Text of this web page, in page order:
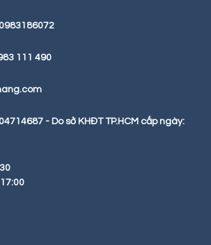
111 490
- Do sở KHĐT TP.HCM cấp ngày: